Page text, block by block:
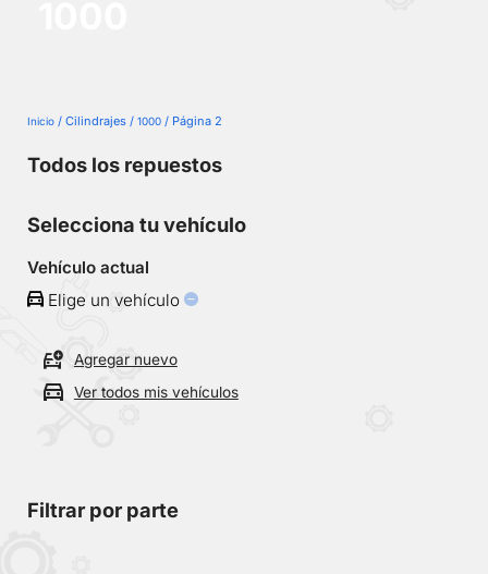
vehículos
Inicio / Cilindrajes /1000 / Página 2
Todos los repuestos
Selecciona tu vehículo
Vehículo actual
Elige un vehículo
Agregar nuevo
Ver todos mis vehículos
Filtrar por parte